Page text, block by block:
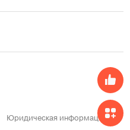
Юридическая информация